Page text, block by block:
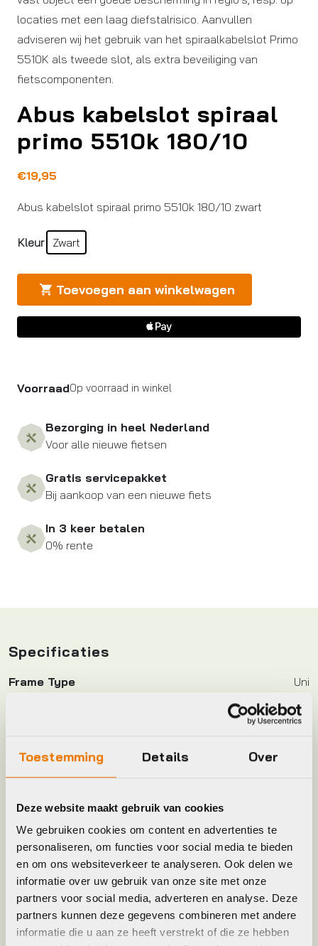
Toestemming Details Over
Deze website maakt gebruik van cookies
We gebruiken cookies om content en advertenties te
personaliseren, om functies voor social media te bieden
en om ons websiteverkeer te analyseren. Ook delen we
informatie over uw gebruik van onze site met onze
partners voor social media, adverteren en analyse. Deze
partners kunnen deze gegevens combineren met andere
informatie die u aan ze heeft verstrekt of die ze hebben
locaties met een laag diefstalrisico. Aanvullen
adviseren wij het gebruik van het spiraalkabelslot Primo
5510K als tweede slot, als extra beveiliging van
fietscomponenten.
Abus kabelslot spiraal
primo 5510k 180/10
€19,95
Abus kabelslot spiraal primo 5510k 180/10 zwart
Kleur Zwart
Toevoegen aan winkelwagen
VoorraadOp voorraad in winkel
Bezorging in heel Nederland
Voor alle nieuwe fietsen
Gratis servicepakket
Bij aankoop van een nieuwe fiets
In 3 keer betalen
0% rente
Specificaties
Frame Type Uni
Zwart
Leverstatus Op voorraad bij leverancier
Model kabelslot spiraal primo
Merk Abus